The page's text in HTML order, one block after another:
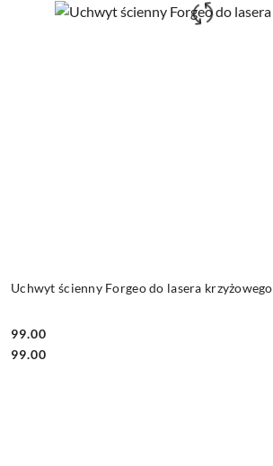
Uchwyt ścienny Forgeo do lasera krzyżowego
Cena:
99.00
Cena:
99.00